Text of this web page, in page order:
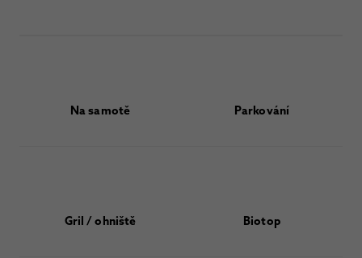
Na samotě Parkování
Gril / ohniště Biotop